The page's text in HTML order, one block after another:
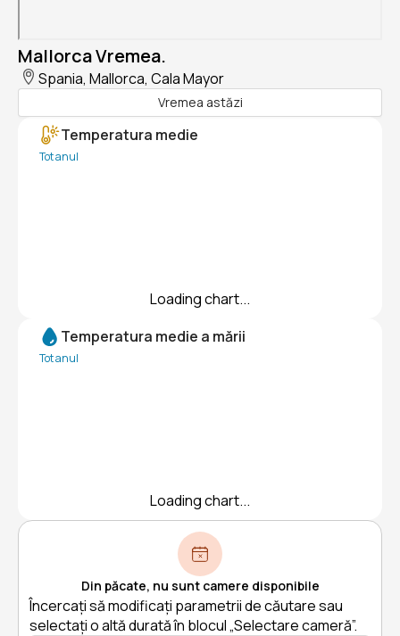
Mallorca Vremea.
Spania, Mallorca, Cala Mayor
Vremea astăzi
Temperatura medie
Tot anul
Loading chart...
Temperatura medie a mării
Tot anul
Loading chart...
Din păcate, nu sunt camere disponibile
Încercați să modificați parametrii de căutare sau
selectați o altă durată în blocul „Selectare cameră”.